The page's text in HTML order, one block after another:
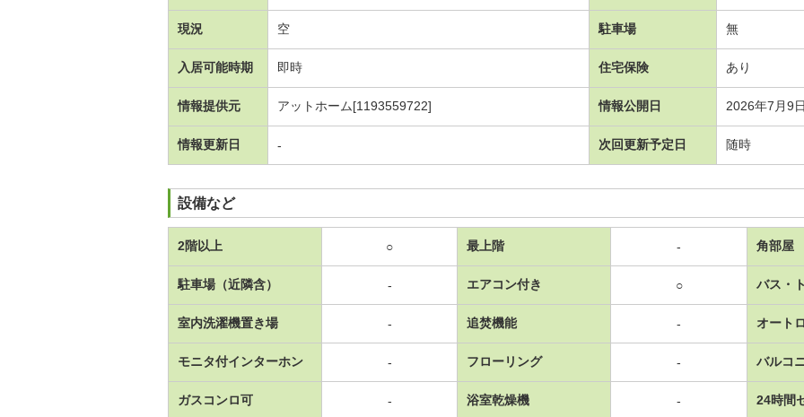
現況 空 駐車場 無
入居可能時期 即時 住宅保険 あり
情報提供元 アットホーム[1193559722] 情報公開日 2026年7月9日
情報更新日 - 次回更新予定日 随時
設備など
2階以上 ○ 最上階 - 角部屋
駐車場（近隣含） - エアコン付き ○ バス・
室内洗濯機置き場 - 追焚機能 - オート
モニタ付インターホン - フローリング - バルコ
ガスコンロ可 - 浴室乾燥機 - 24時間